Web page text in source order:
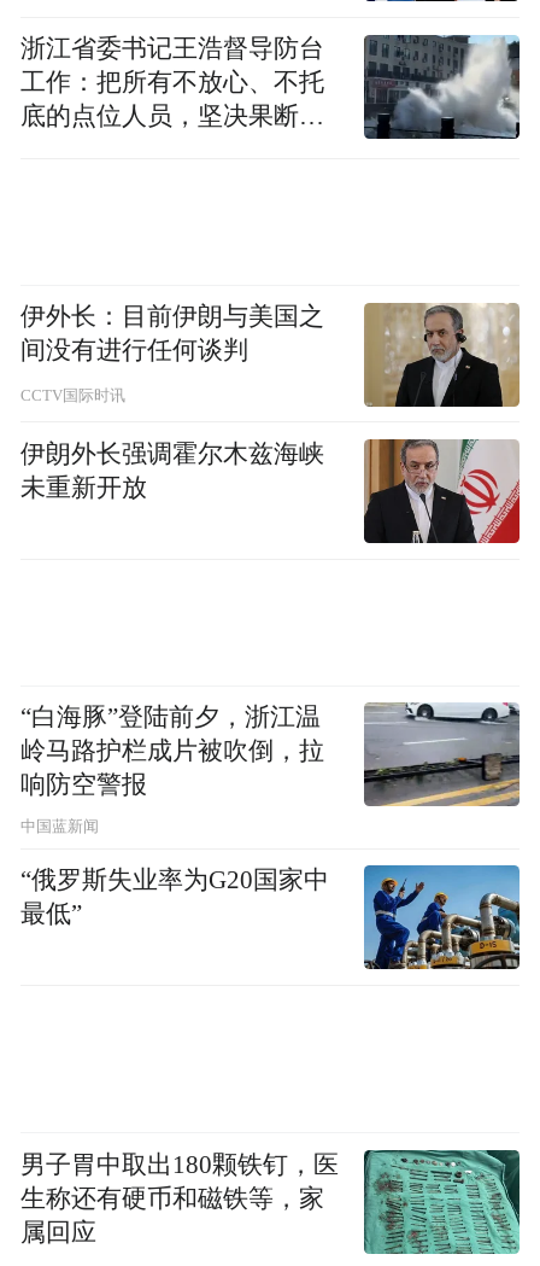
by the user of Dafeng Hao, which is a social media
platform and merely provides information storage
space services.”
浙江省委书记王浩督导防台
工作：把所有不放心、不托
底的点位人员，坚决果断转
伊外长：目前伊朗与美国之
间没有进行任何谈判
CCTV国际时讯
伊朗外长强调霍尔木兹海峡
未重新开放
“白海豚”登陆前夕，浙江温
岭马路护栏成片被吹倒，拉
响防空警报
中国蓝新闻
“俄罗斯失业率为G20国家中
最低”
男子胃中取出180颗铁钉，医
生称还有硬币和磁铁等，家
属回应